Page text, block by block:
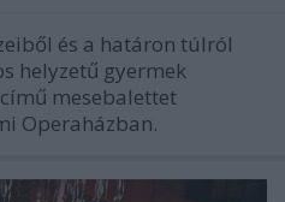
és a határon túlról
helyzetű gyermek
mesebalettet
Operaházban.